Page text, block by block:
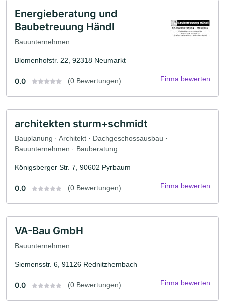
Energieberatung und
Baubetreuung Händl
Bauunternehmen
Blomenhofstr. 22, 92318 Neumarkt
0.0 (0 Bewertungen) Firma bewerten
architekten sturm+schmidt
Bauplanung · Architekt · Dachgeschossausbau ·
Bauunternehmen · Bauberatung
Königsberger Str. 7, 90602 Pyrbaum
0.0 (0 Bewertungen) Firma bewerten
VA-Bau GmbH
Bauunternehmen
Siemensstr. 6, 91126 Rednitzhembach
0.0 (0 Bewertungen) Firma bewerten